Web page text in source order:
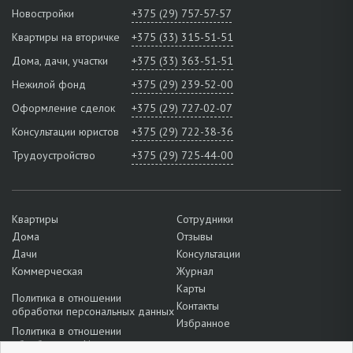
Новостройки
+375 (29) 757-57-57
Квартиры на вторичке
+375 (33) 315-51-51
Дома, дачи, участки
+375 (33) 363-51-51
Нежилой фонд
+375 (29) 239-52-00
Оформление сделок
+375 (29) 727-02-07
Консультации юристов
+375 (29) 722-38-36
Трудоустройство
+375 (29) 725-44-00
Квартиры
Дома
Дачи
Коммерческая
Политика в отношении
обработки персональных данных
Политика в отношении
обработки cookie
Сотрудники
Отзывы
Консультации
Журнал
Карты
Контакты
Избранное